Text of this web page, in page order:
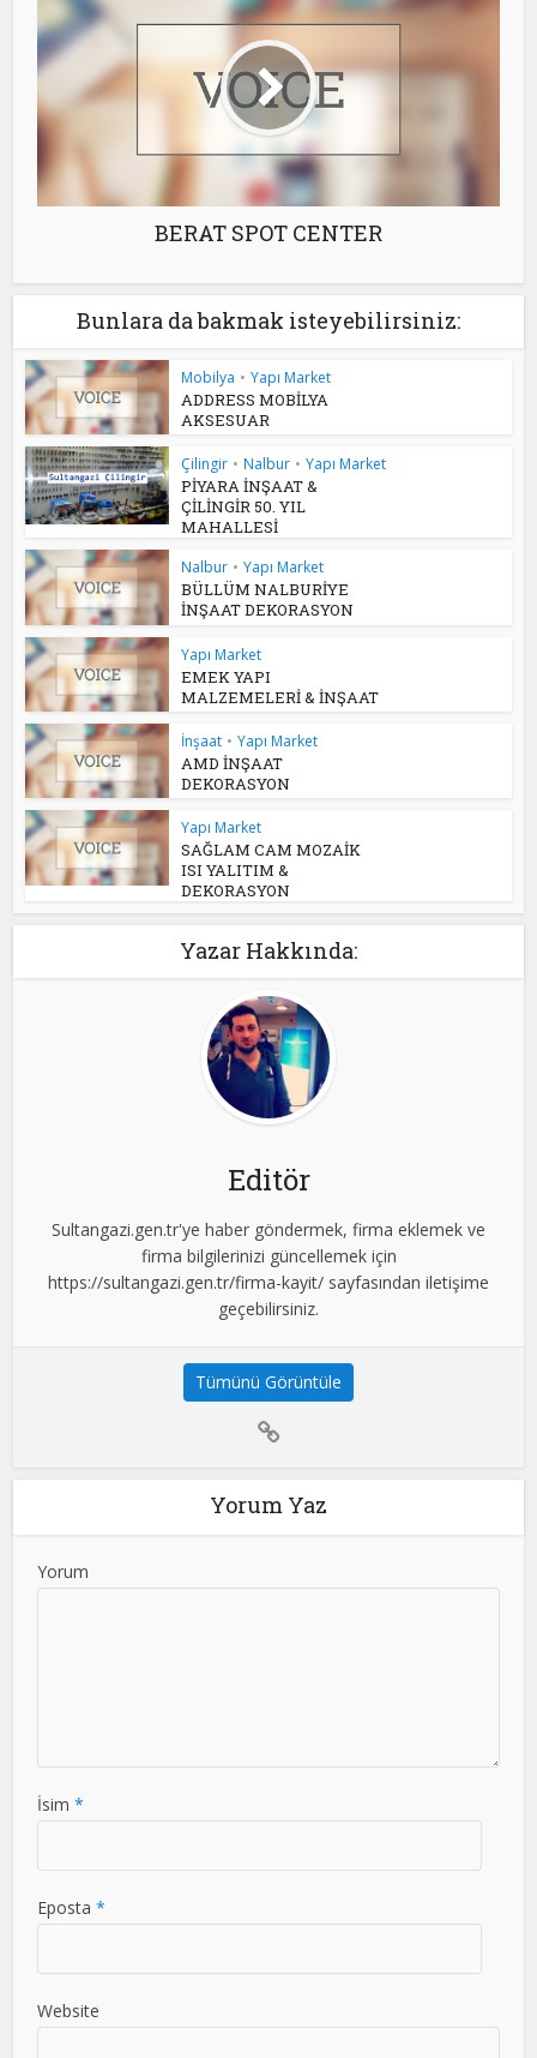
BERAT SPOT CENTER
Bunlara da bakmak isteyebilirsiniz:
Mobilya • Yapı Market
ADDRESS MOBİLYA
AKSESUAR
Çilingir • Nalbur • Yapı Market
PİYARA İNŞAAT &
ÇİLİNGİR 50. YIL
MAHALLESİ
Nalbur • Yapı Market
BÜLLÜM NALBURİYE
İNŞAAT DEKORASYON
Yapı Market
EMEK YAPI
MALZEMELERİ & İNŞAAT
İnşaat • Yapı Market
AMD İNŞAAT
DEKORASYON
Yapı Market
SAĞLAM CAM MOZAİK
ISI YALITIM &
DEKORASYON
Yazar Hakkında:
Editör
Sultangazi.gen.tr'ye haber göndermek, firma eklemek ve
firma bilgilerinizi güncellemek için
https://sultangazi.gen.tr/firma-kayit/ sayfasından iletişime
geçebilirsiniz.
Tümünü Görüntüle
Yorum Yaz
Yorum
İsim *
Eposta *
Website